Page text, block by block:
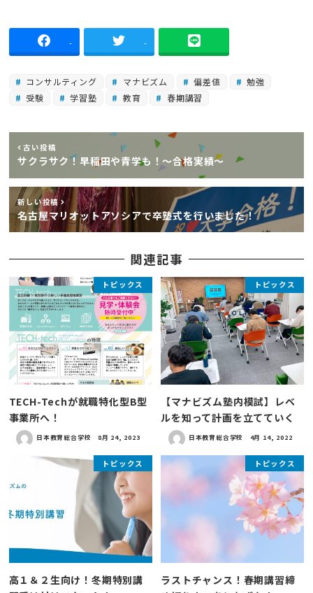
- -
コンサルティング マナビズム 偏差値
勉強
受験
学習塾 教育 春期講習
古い投稿
サクラサク！早稲田や青学も！～合格実績〜
新しい投稿
名古屋マリオットアソシアで卒塾式を行いました！
関連記事
トピックス
TECH-Techが就職特化型B型
事業所へ！
日本教育総合学校 8月 24, 2023
トピックス
【マナビズム塾内模試】レベ
ルを知って計画を立てていく
日本教育総合学校 4月 14, 2022
トピックス
高１＆２生向け！冬期特別講
トピックス
ラストチャンス！春期講習締